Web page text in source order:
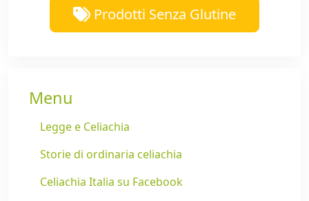
Prodotti Senza Glutine
Menu
Legge e Celiachia
Storie di ordinaria celiachia
Celiachia Italia su Facebook